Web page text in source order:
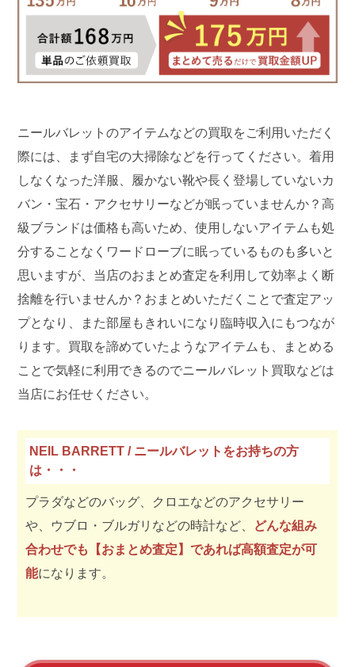
ニールバレットのアイテムなどの買取をご利用いただく
際には、まず自宅の大掃除などを行ってください。着用
しなくなった洋服、履かない靴や長く登場していないカ
バン・宝石・アクセサリーなどが眠っていませんか？高
級ブランドは価格も高いため、使用しないアイテムも処
分することなくワードローブに眠っているものも多いと
思いますが、当店のおまとめ査定を利用して効率よく断
捨離を行いませんか？おまとめいただくことで査定アッ
プとなり、また部屋もきれいになり臨時収入にもつなが
ります。買取を諦めていたようなアイテムも、まとめる
ことで気軽に利用できるのでニールバレット買取などは
当店にお任せください。
NEIL BARRETT / ニールバレットをお持ちの方
は・・・
プラダなどのバッグ、クロエなどのアクセサリー
や、ウブロ・ブルガリなどの時計など、 どんな組み
合わせでも【おまとめ査定】であれば高額査定が可
能になります。